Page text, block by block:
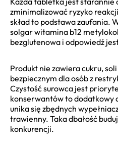
zminimalizować ryzyko
skład to podstawa zaufania.
solgar witamina b12
bezglutenowa i odpowiedź
Produkt nie zawiera cukru,
bezpiecznym dla osób z
Czystość surowca jest
konserwantów to dodatkowy
unika się zbędnych
trawienny. Taka dbałość
konkurencji.